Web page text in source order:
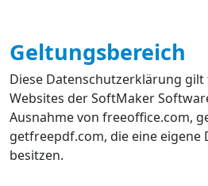
Geltungsbereich
Diese Datenschutzerklärung
Websites der SoftMaker
Ausnahme von freeoffice.com,
getfreepdf.com, die eine
besitzen.